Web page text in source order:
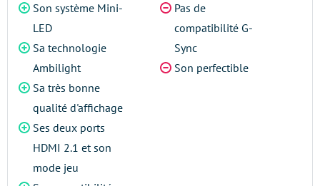
Son système Mini-
LED
Sa technologie
Ambilight
Sa très bonne
qualité d'affichage
Ses deux ports
HDMI 2.1 et son
mode jeu
Pas de
compatibilité G-
Sync
Son perfectible